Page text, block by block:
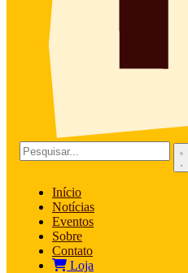
Início
Notícias
Eventos
Sobre
Contato
Loja